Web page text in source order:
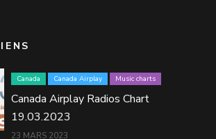
Canada Canada Airplay Music charts
Canada Airplay Radios Chart
19.03.2023
23 MARS 2023